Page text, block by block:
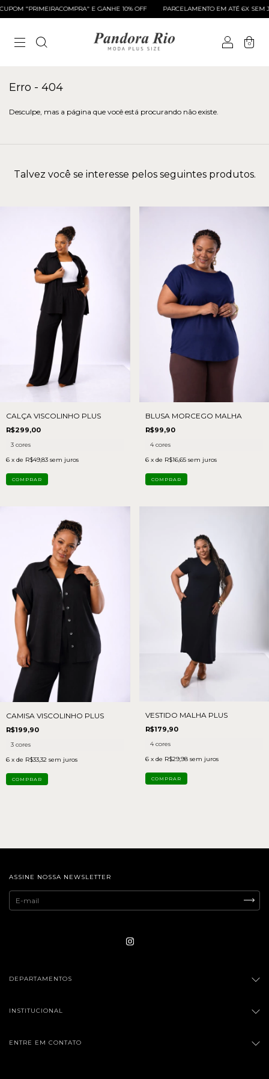
"PRIMEIRACOMPRA" E GANHE 10% OFF PARCELAMENTO EM ATÉ 6X SEM
0
Erro - 404
Desculpe, mas a página que você está procurando não existe.
Talvez você se interesse pelos seguintes produtos.
CALÇA VISCOLINHO PLUS
R$299,00
3 cores
6 x de R$49,83 sem juros
COMPRAR
BLUSA MORCEGO MALHA
R$99,90
4 cores
6 x de R$16,65 sem juros
COMPRAR
CAMISA VISCOLINHO PLUS
R$199,90
3 cores
6 x de R$33,32 sem juros
COMPRAR
VESTIDO MALHA PLUS
R$179,90
4 cores
6 x de R$29,98 sem juros
COMPRAR
ASSINE NOSSA NEWSLETTER
DEPARTAMENTOS
INSTITUCIONAL
ENTRE EM CONTATO